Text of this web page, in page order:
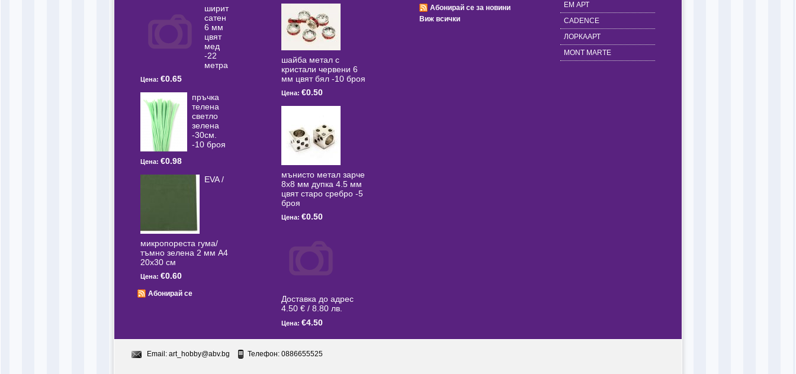
ширит
сатен
6 мм
цвят
мед
-22
метра
Цена: €0.65
пръчка
телена
светлo
зелена
-30см.
-10 броя
Цена: €0.98
EVA /
микропореста гума/
тъмно зелена 2 мм А4
20x30 см
Цена: €0.60
Абонирай се
шайба метал с
кристали червени 6
мм цвят бял -10 броя
Цена: €0.50
мънисто метал зарче
8x8 мм дупка 4.5 мм
цвят старо сребро -5
броя
Цена: €0.50
Доставка до адрес
4.50 € / 8.80 лв.
Цена: €4.50
Абонирай се за новини
Виж всички
ЕМ АРТ
CADENCE
ЛОРКААРТ
MONT MARTE
Email: art_hobby@abv.bg Телефон: 0886655525